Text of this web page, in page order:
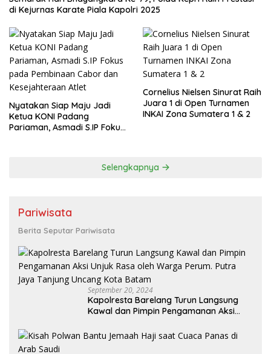
di Kejurnas Karate Piala Kapolri 2025
Nyatakan Siap Maju Jadi
Ketua KONI Padang
Pariaman, Asmadi S.IP Fokus
Cornelius Nielsen Sinurat Raih
Juara 1 di Open Turnamen
INKAI Zona Sumatera 1 & 2
Selengkapnya
Pariwisata
Berita Seputar Pariwisata
September 20, 2024
Kapolresta Barelang Turun Langsung
Kawal dan Pimpin Pengamanan Aksi
Jaya Tanjung Uncang Kota Batam